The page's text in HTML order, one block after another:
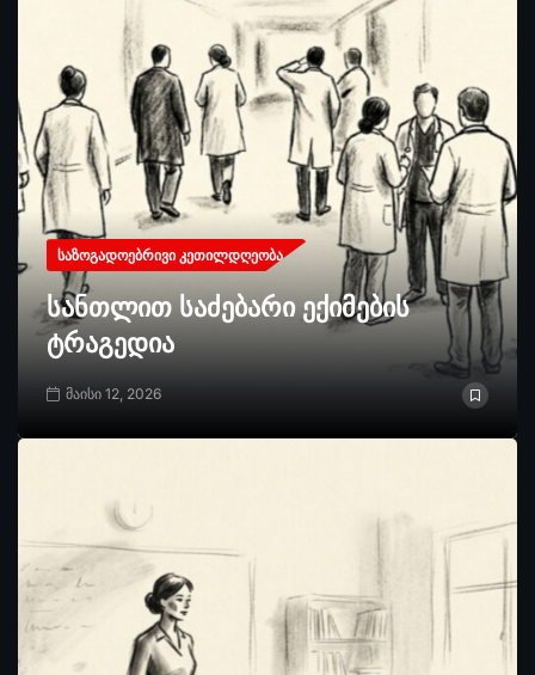
ᲡᲐᲖᲝᲒᲐᲓᲝᲔᲑᲠᲘᲕᲘ ᲙᲔᲗᲘᲚᲓᲦᲔᲝᲑᲐ
სანთლით საძებარი ექიმების
ტრაგედია
მაისი 12, 2026